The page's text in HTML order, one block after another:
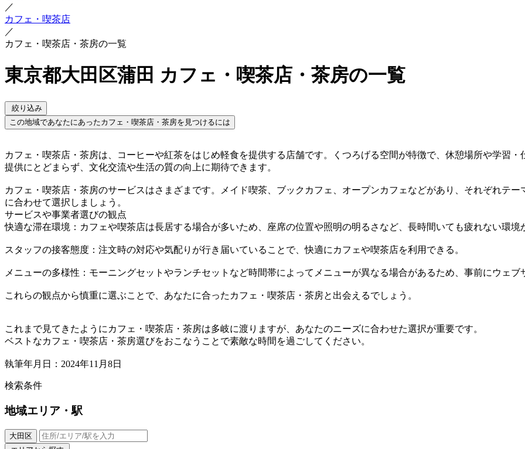
／
カフェ・喫茶店
／
カフェ・喫茶店・茶房の一覧
東京都大田区蒲田 カフェ・喫茶店・茶房の一覧
絞り込み
この地域であなたにあったカフェ・喫茶店・茶房を見つけるには
カフェ・喫茶店・茶房は、コーヒーや紅茶をはじめ軽食を提供する店舗です。くつろげる空間が特徴で、休憩場所や学習
提供にとどまらず、文化交流や生活の質の向上に期待できます。
カフェ・喫茶店・茶房のサービスはさまざまです。メイド喫茶、ブックカフェ、オープンカフェなどがあり、それぞれテ
に合わせて選択しましょう。
サービスや事業者選びの観点
快適な滞在環境：カフェや喫茶店は長居する場合が多いため、座席の位置や照明の明るさなど、長時間いても疲れない環境
スタッフの接客態度：注文時の対応や気配りが行き届いていることで、快適にカフェや喫茶店を利用できる。
メニューの多様性：モーニングセットやランチセットなど時間帯によってメニューが異なる場合があるため、事前にウェ
これらの観点から慎重に選ぶことで、あなたに合ったカフェ・喫茶店・茶房と出会えるでしょう。
これまで見てきたようにカフェ・喫茶店・茶房は多岐に渡りますが、あなたのニーズに合わせた選択が重要です。
ベストなカフェ・喫茶店・茶房選びをおこなうことで素敵な時間を過ごしてください。
執筆年月日：2024年11月8日
検索条件
地域エリア・駅
大田区